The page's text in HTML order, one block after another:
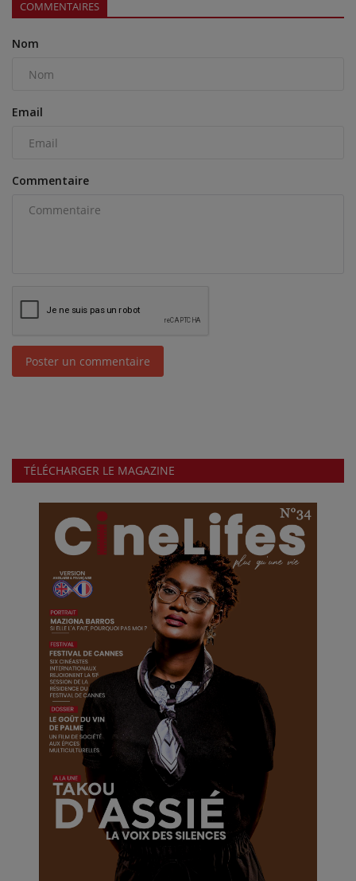
COMMENTAIRES
Nom
Email
Commentaire
Poster un commentaire
TÉLÉCHARGER LE MAGAZINE